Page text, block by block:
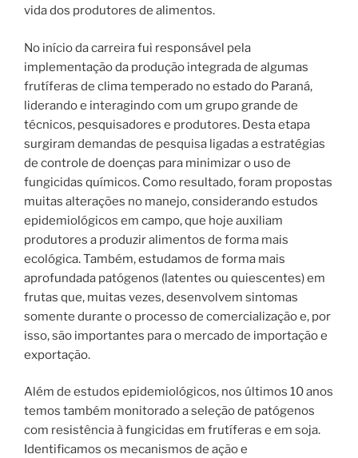
vida dos produtores de alimentos.
No início da carreira fui responsável pela
implementação da produção integrada de algumas
frutíferas de clima temperado no estado do Paraná,
liderando e interagindo com um grupo grande de
técnicos, pesquisadores e produtores. Desta etapa
surgiram demandas de pesquisa ligadas a estratégias
de controle de doenças para minimizar o uso de
fungicidas químicos. Como resultado, foram propostas
muitas alterações no manejo, considerando estudos
epidemiológicos em campo, que hoje auxiliam
produtores a produzir alimentos de forma mais
ecológica. Também, estudamos de forma mais
aprofundada patógenos (latentes ou quiescentes) em
frutas que, muitas vezes, desenvolvem sintomas
somente durante o processo de comercialização e, por
isso, são importantes para o mercado de importação e
exportação.
Além de estudos epidemiológicos, nos últimos 10 anos
temos também monitorado a seleção de patógenos
com resistência à fungicidas em frutíferas e em soja.
Identificamos os mecanismos de ação e